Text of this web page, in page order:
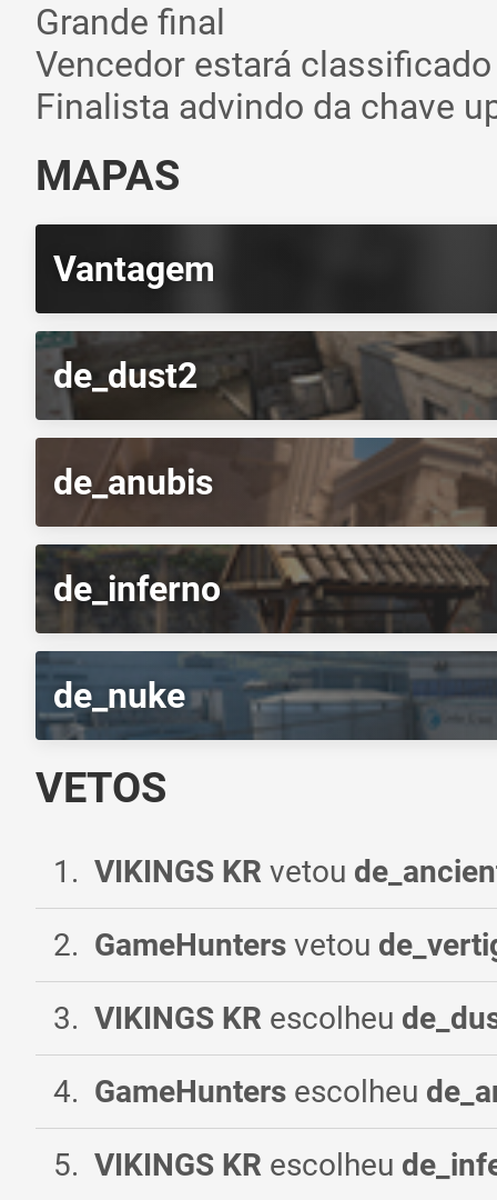
Grande final
Vencedor estará classificado
Finalista advindo da chave
MAPAS
Vantagem
de_dust2
de_anubis
de_inferno
de_nuke
VETOS
1 . VIKINGS KR vetou
2. GameHunters vetou
3. VIKINGS KR escolheu
4. GameHunters escolheu
5. VIKINGS KR escolheu